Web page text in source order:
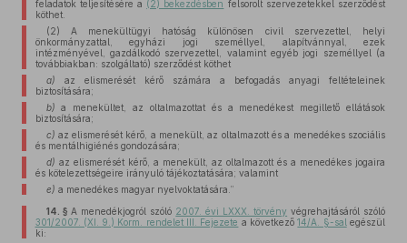
feladatok teljesítésére a (2) bekezdésben felsorolt szervezetekkel szerződést
köthet.
(2) A menekültügyi hatóság különösen civil szervezettel, helyi
önkormányzattal, egyházi jogi személlyel, alapítvánnyal, ezek
intézményével, gazdálkodó szervezettel, valamint egyéb jogi személlyel (a
továbbiakban: szolgáltató) szerződést köthet
a) az elismerését kérő számára a befogadás anyagi feltételeinek
biztosítására;
b) a menekültet, az oltalmazottat és a menedékest megillető ellátások
biztosítására;
c) az elismerését kérő, a menekült, az oltalmazott és a menedékes szociális
és mentálhigiénés gondozására;
d) az elismerését kérő, a menekült, az oltalmazott és a menedékes jogaira
és kötelezettségeire irányuló tájékoztatására; valamint
e) a menedékes magyar nyelvoktatására.”
14. § A menedékjogról szóló 2007. évi LXXX. törvény végrehajtásáról szóló
301/2007. (XI. 9.) Korm. rendelet III. Fejezete a következő14/A. §-sal egészül
ki: